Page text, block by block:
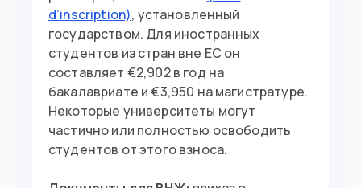
d’inscription), установленный
государством. Для иностранных
студентов из стран вне ЕС он
составляет €2,902 в год на
бакалавриате и €3,950 на магистратуре.
Некоторые университеты могут
частично или полностью освободить
студентов от этого взноса.